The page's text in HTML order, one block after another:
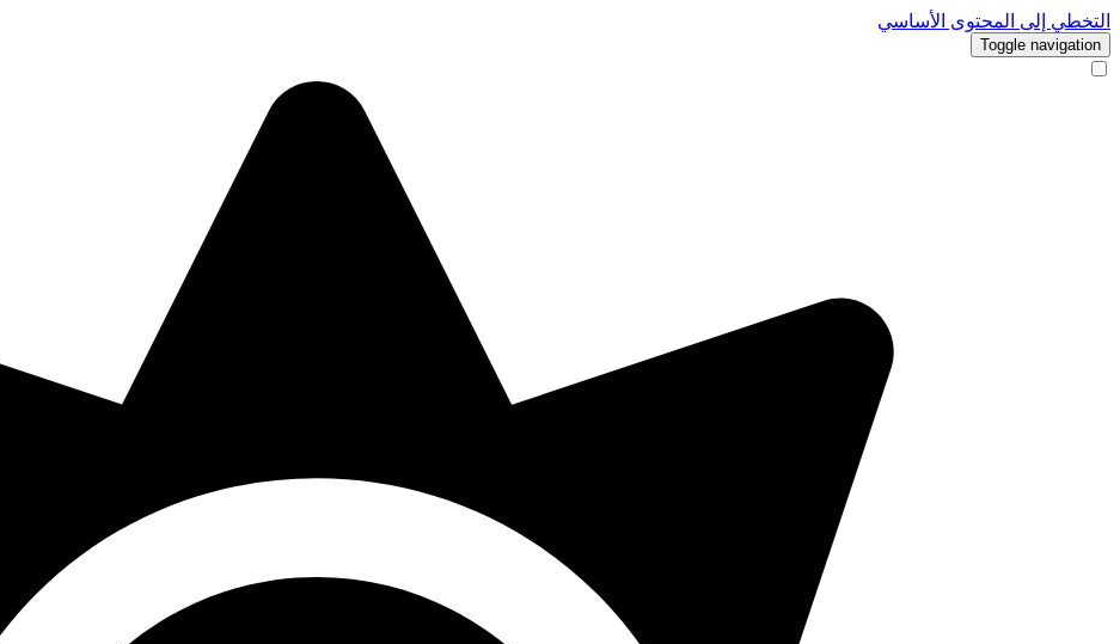
التخطي إلى المحتوى الأساسي
Toggle navigation